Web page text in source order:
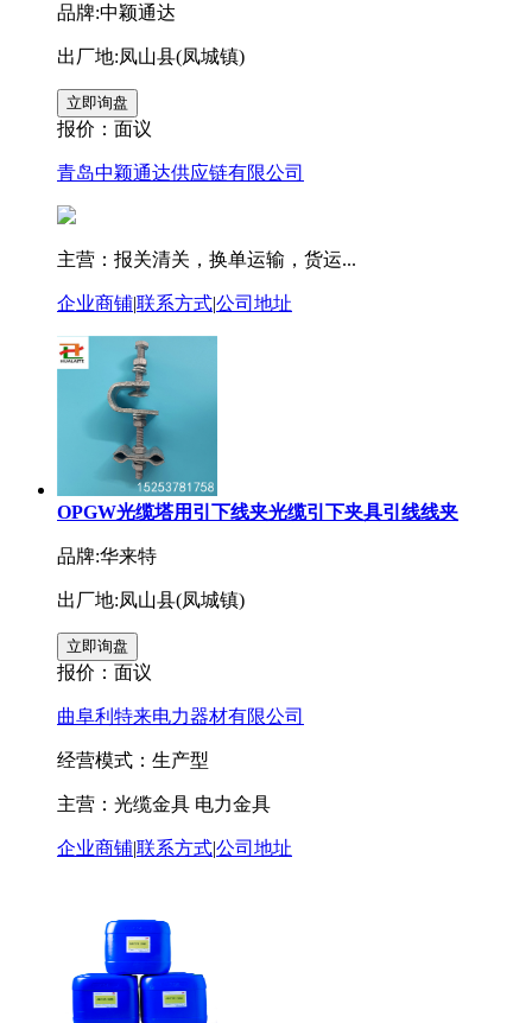
品牌:中颖通达
出厂地:凤山县(凤城镇)
报价： 面议
青岛中颖通达供应链有限公司
主营：报关清关，换单运输，货运...
企业商铺|联系方式|公司地址
OPGW光缆塔用引下线夹光缆引下夹具引线线夹
品牌:华来特
出厂地:凤山县(凤城镇)
报价： 面议
曲阜利特来电力器材有限公司
经营模式：生产型
主营：光缆金具 电力金具
企业商铺|联系方式|公司地址